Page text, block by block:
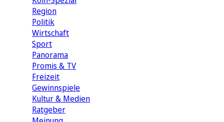
Region
Politik
Wirtschaft
Sport
Panorama
Promis & TV
Freizeit
Gewinnspiele
Kultur & Medien
Ratgeber